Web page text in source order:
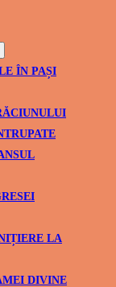
ÎN PAȘI
LA
DIVINE